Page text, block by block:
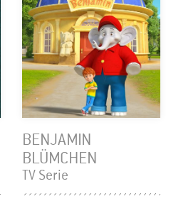
BENJAMIN
BLÜMCHEN
TV Serie